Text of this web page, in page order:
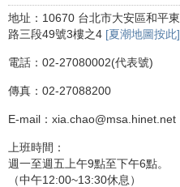
地址：10670 台北市大安區和平東
路三段49號3樓之4 [夏潮地圖按此]
電話：02-27080002(代表號)
傳真：02-27088200
E-mail：xia.chao@msa.hinet.net
上班時間：
週一至週五上午9點至下午6點。
（中午12:00~13:30休息）